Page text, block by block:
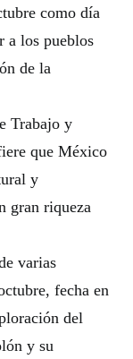
como día
a los pueblos
de la
Trabajo y
que México
y
gran riqueza
varias
fecha en
del
y su